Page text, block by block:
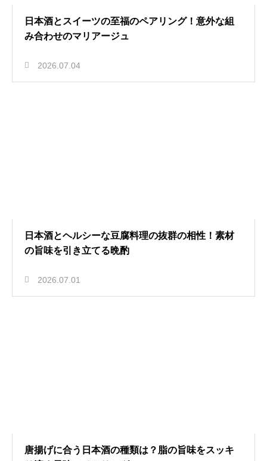
日本酒とスイーツの至福のペアリング！意外な組
み合わせのマリアージュ
2026.07.04
日本酒とヘルシーな豆腐料理の抜群の相性！素材
の旨味を引き立てる晩酌
2026.07.01
唐揚げに合う日本酒の種類は？脂の旨味をスッキ